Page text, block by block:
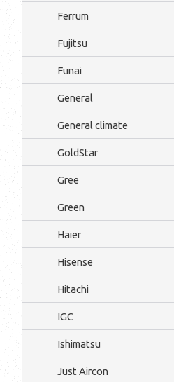
Ferrum
Fujitsu
Funai
General
General climate
GoldStar
Gree
Green
Haier
Hisense
Hitachi
IGC
Ishimatsu
Just Aircon